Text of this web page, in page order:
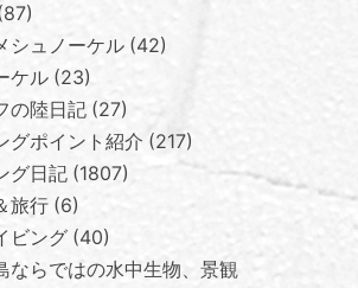
87
シュノーケル 42
ケル 23
の陸日記 27
グポイント紹介 217
グ日記 1807
旅行 6
ビング 40
ならではの水中生物、景観